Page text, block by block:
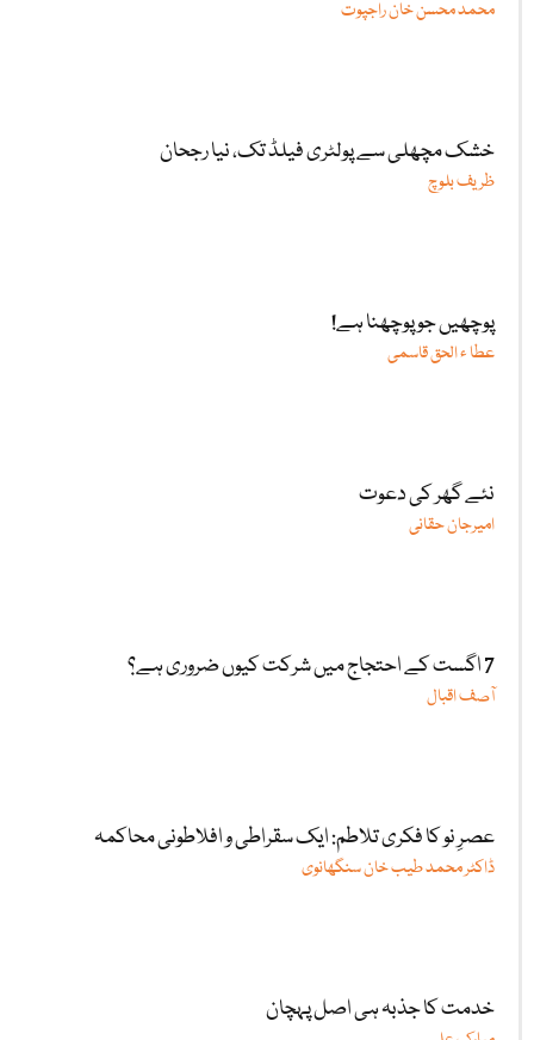
محمد محسن خان راجپوت
خشک مچھلی سے پولٹری فیلڈ تک، نیا رجحان
ظریف بلوچ
پوچھیں جو پوچھنا ہے!
عطا ء الحق قاسمی
نئے گھر کی دعوت
امیرجان حقانی
7 اگست کے احتجاج میں شرکت کیوں ضروری ہے؟
آصف اقبال
عصرِ نو کا فکری تلاطم: ایک سقراطی و افلاطونی محاکمہ
ڈاکٹر محمد طیب خان سنگھانوی
خدمت کا جذبہ ہی اصل پہچان